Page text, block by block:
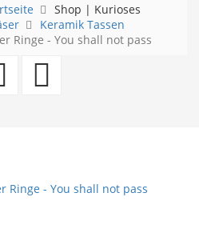
Shop | Kurioses
Keramik Tassen
Ringe - You shall not pass
Tasse
in der